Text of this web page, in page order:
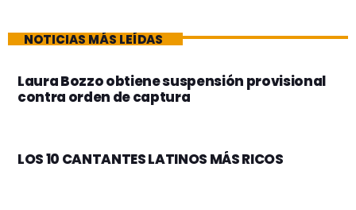
NOTICIAS MÁS LEÍDAS
Laura Bozzo obtiene suspensión provisional
contra orden de captura
LOS 10 CANTANTES LATINOS MÁS RICOS